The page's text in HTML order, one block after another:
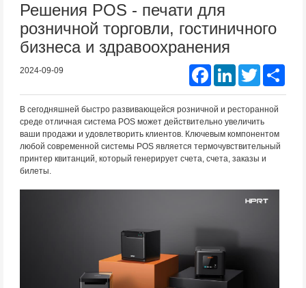
Решения POS - печати для
розничной торговли, гостиничного
бизнеса и здравоохранения
2024-09-09 FacebookLinkedIn Twitter
В сегодняшней быстро развивающейся розничной и ресторанной
среде отличная система POS может действительно увеличить
ваши продажи и удовлетворить клиентов. Ключевым компонентом
любой современной системы POS является термочувствительный
принтер квитанций, который генерирует счета, счета, заказы и
билеты.